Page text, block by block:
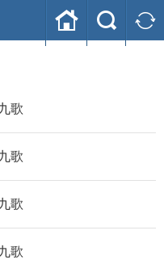
  
歌
歌
歌
歌